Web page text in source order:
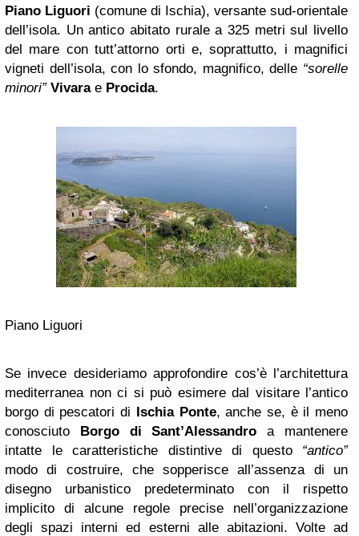
Piano Liguori (comune di Ischia), versante sud-orientale
dell’isola. Un antico abitato rurale a 325 metri sul livello
del mare con tutt’attorno orti e, soprattutto, i magnifici
vigneti dell’isola, con lo sfondo, magnifico, delle “sorelle
minori” Vivara e Procida.
Piano Liguori
Se invece desideriamo approfondire cos’è l’architettura
mediterranea non ci si può esimere dal visitare l’antico
borgo di pescatori di IschiaPonte, anche se, è il meno
conosciuto Borgo di Sant’Alessandro a mantenere
intatte le caratteristiche distintive di questo “antico”
modo di costruire, che sopperisce all’assenza di un
disegno urbanistico predeterminato con il rispetto
implicito di alcune regole precise nell’organizzazione
degli spazi interni ed esterni alle abitazioni. Volte ad